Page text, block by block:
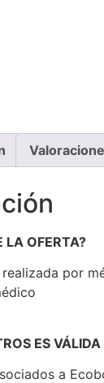
LA OFERTA?
por
ES
a